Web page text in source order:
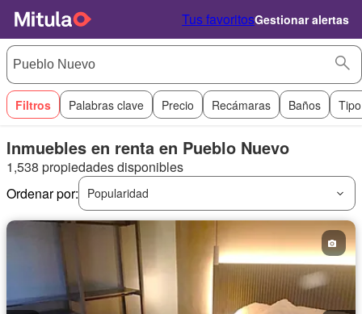
Tus favoritosGestionar alertas
Filtros Palabras clave Precio Recámaras Baños
Inmuebles en renta en Pueblo Nuevo
1,538 propiedades disponibles
Ordenar por:
Popularidad